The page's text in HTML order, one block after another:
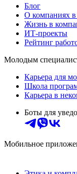
Блог
О компаниях
Жизнь в
ИТ-проекты
Рейтинг
Молодым
Карьера для
Школа
Карьера в
Боты для
Мобильное